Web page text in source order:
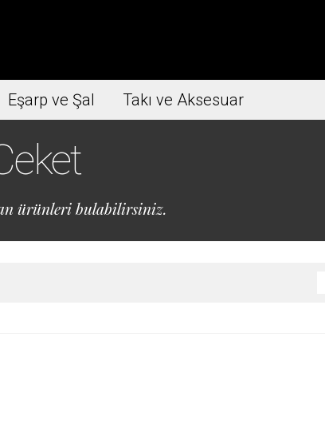
Eşarp ve Şal Takı ve Aksesuar
ürünleri bulabilirsiniz.